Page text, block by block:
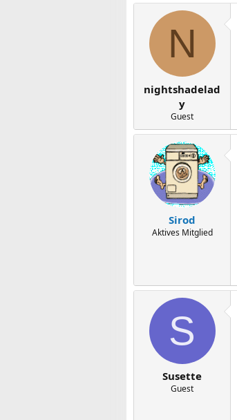
N
nightshadelad
y
Guest
Sirod
Aktives Mitglied
S
Susette
Guest